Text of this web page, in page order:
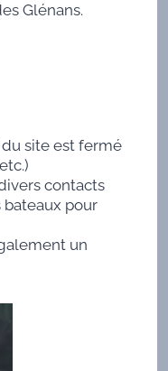
Glénans.
site est fermé
contacts
bateaux pour
un